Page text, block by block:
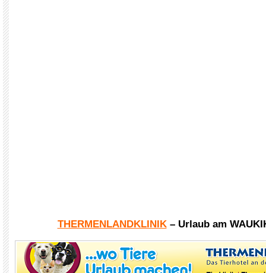
THERMENLANDKLINIK– Urlaub am